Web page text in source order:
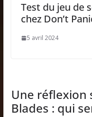
Test du jeu de
chez Don’t
5 avril 2024
Une réflexion
Blades : qui